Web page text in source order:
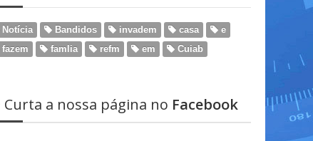
Notícia Bandidos invadem casa
e
fazem
famlia refm em Cuiab
Curta a nossa página no Facebook